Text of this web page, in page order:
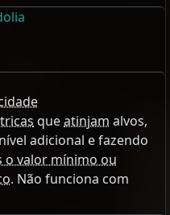
queatinjam alvos,
adicional e fazendo
o valor mínimo ou
. Não funciona com